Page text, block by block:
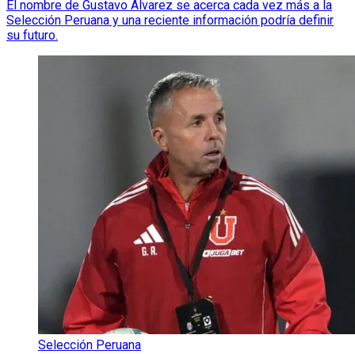
El nombre de Gustavo Álvarez se acerca cada vez más a la
Selección Peruana y una reciente información podría definir
su futuro.
Selección Peruana